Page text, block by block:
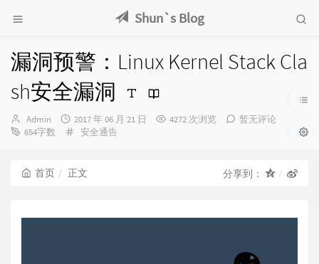
Shun`s Blog
漏洞预警：Linux Kernel Stack Cla
sh安全漏洞
博
主：
Admin
发
布
2017 年 06 月 21 日 4272 次浏览
暂无评论
654字数
分
安全通告
首页 正文 分享到：